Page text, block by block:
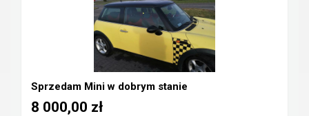
Sprzedam Mini w dobrym stanie
8 000,00 zł